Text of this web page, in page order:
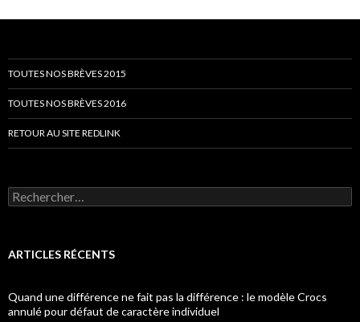
TOUTES NOS BRÈVES 2015
TOUTES NOS BRÈVES 2016
RETOUR AU SITE REDLINK
Rechercher :
ARTICLES RÉCENTS
Quand une différence ne fait pas la différence : le modèle Crocs
annulé pour défaut de caractère individuel